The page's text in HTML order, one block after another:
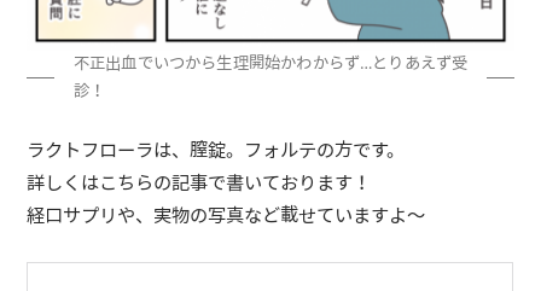
不正出血でいつから生理開始かわからず…とりあえず受
診！
ラクトフローラは、膣錠。フォルテの方です。
詳しくはこちらの記事で書いております！
経口サプリや、実物の写真など載せていますよ〜